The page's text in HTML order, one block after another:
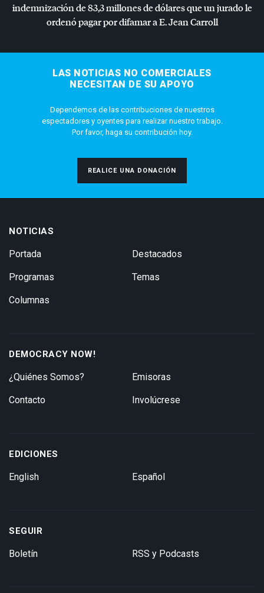
indemnización de 83,3 millones de dólares que un jurado le
ordenó pagar por difamar a E. Jean Carroll
LAS NOTICIAS NO COMERCIALES
NECESITAN DE SU APOYO
Dependemos de las contribuciones de nuestros
espectadores y oyentes para realizar nuestro trabajo.
Por favor, haga su contribución hoy.
REALICE UNA DONACIÓN
NOTICIAS
Portada
Programas
Columnas
Destacados
Temas
DEMOCRACY NOW!
¿Quiénes Somos?
Contacto
Emisoras
Involúcrese
EDICIONES
English Español
SEGUIR
Boletín RSS y Podcasts